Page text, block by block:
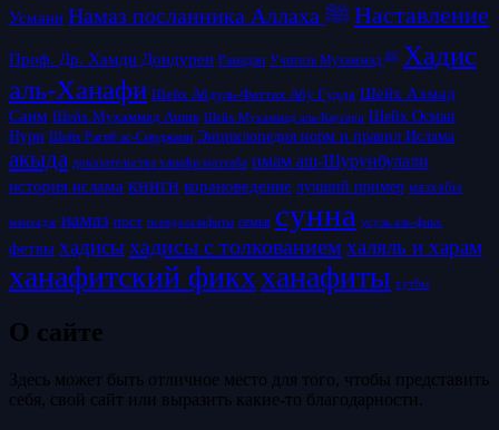
Усмани
Намаз посланника Аллаха ﷺ Наставление
Проф. Др. Хамди Дондурен Рамадан Учитель Мухаммад ﷺ Хадис
аль-Ханафи Шейх Абдуль-Фаттах Абу Гудда Шейх Ахмад
Саим Шейх Мухаммад Ашик Шейх Мухаммад аль-Каусари Шейх Осман
Нури Шейх Рагиб ас-Сирджани Энциклопедия норм и правил Ислама
акыда доказательства ханафи мазхаба имам аш-Шурунбулали
история ислама книги корановедение лучший пример мазхабы
манхадж намаз пост псевдосалафиты семья сунна усуль аль-фикх
фетвы хадисыхадисы с толкованием халяль и харам
ханафитский фикхханафиты хутбы
О сайте
Здесь может быть отличное место для того, чтобы представить
себя, свой сайт или выразить какие-то благодарности.